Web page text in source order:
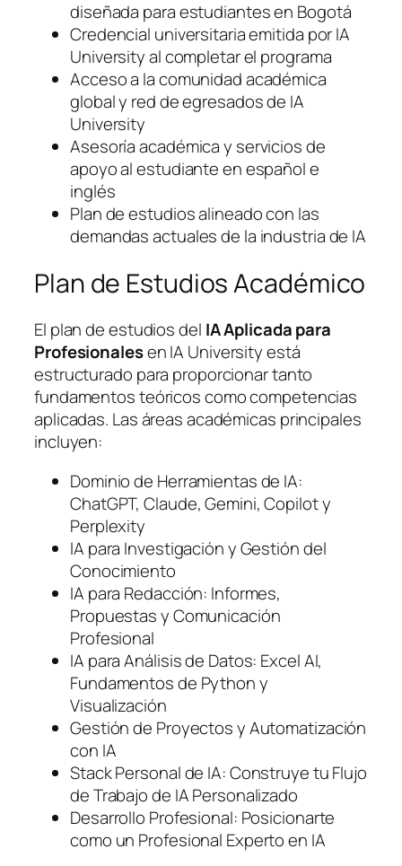
diseñada para estudiantes en Bogotá
Credencial universitaria emitida por IA
University al completar el programa
Acceso a la comunidad académica
global y red de egresados de IA
University
Asesoría académica y servicios de
apoyo al estudiante en español e
inglés
Plan de estudios alineado con las
demandas actuales de la industria de IA
Plan de Estudios Académico
El plan de estudios del IA Aplicada para
Profesionalesen IA University está
estructurado para proporcionar tanto
fundamentos teóricos como competencias
aplicadas. Las áreas académicas principales
incluyen:
Dominio de Herramientas de IA:
ChatGPT, Claude, Gemini, Copilot y
Perplexity
IA para Investigación y Gestión del
Conocimiento
IA para Redacción: Informes,
Propuestas y Comunicación
Profesional
IA para Análisis de Datos: Excel AI,
Fundamentos de Python y
Visualización
Gestión de Proyectos y Automatización
con IA
Stack Personal de IA: Construye tu Flujo
de Trabajo de IA Personalizado
Desarrollo Profesional: Posicionarte
como un Profesional Experto en IA